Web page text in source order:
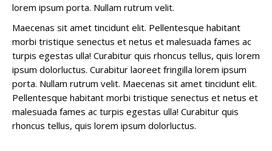
lorem ipsum porta. Nullam rutrum velit.
Maecenas sit amet tincidunt elit. Pellentesque habitant
morbi tristique senectus et netus et malesuada fames ac
turpis egestas ulla! Curabitur quis rhoncus tellus, quis lorem
ipsum dolorluctus. Curabitur laoreet fringilla lorem ipsum
porta. Nullam rutrum velit. Maecenas sit amet tincidunt elit.
Pellentesque habitant morbi tristique senectus et netus et
malesuada fames ac turpis egestas ulla! Curabitur quis
rhoncus tellus, quis lorem ipsum dolorluctus.